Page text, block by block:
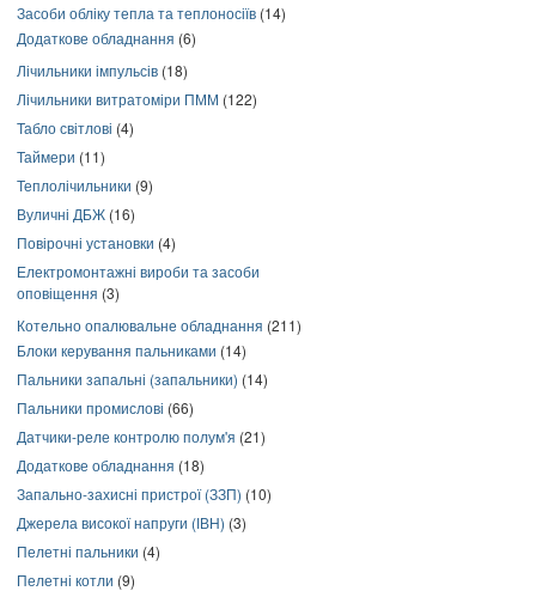
Засоби обліку тепла та теплоносіїв (14)
Додаткове обладнання (6)
Лічильники імпульсів (18)
Лічильники витратоміри ПММ (122)
Табло світлові (4)
Таймери (11)
Теплолічильники (9)
Вуличні ДБЖ (16)
Повірочні установки (4)
Електромонтажні вироби та засоби
оповіщення (3)
Котельно опалювальне обладнання (211)
Блоки керування пальниками (14)
Пальники запальні (запальники) (14)
Пальники промислові (66)
Датчики-реле контролю полум'я (21)
Додаткове обладнання (18)
Запально-захисні пристрої (ЗЗП) (10)
Джерела високої напруги (ІВН) (3)
Пелетні пальники (4)
Пелетні котли (9)